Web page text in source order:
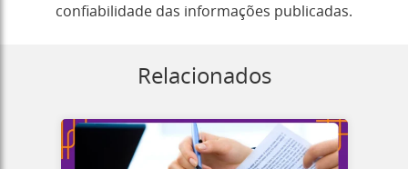
confiabilidade das informações publicadas.
Relacionados